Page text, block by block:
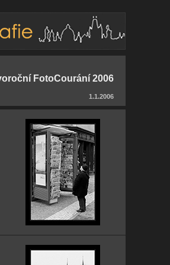
FotoCourání 2006
1.1.2006